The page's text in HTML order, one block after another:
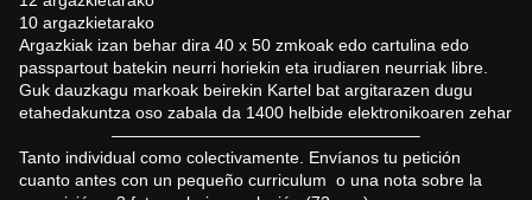
10 argazkietarako
Argazkiak izan behar dira 40 x 50 zmkoak edo cartulina edo
passpartout batekin neurri horiekin eta irudiaren neurriak libre.
Guk dauzkagu markoak beirekin Kartel bat argitarazen dugu
etahedakuntza oso zabala da 1400 helbide elektronikoaren zehar
——————————————————–
Tanto individual como colectivamente. Envíanos tu petición
cuanto antes con un pequeño curriculum o una nota sobre la